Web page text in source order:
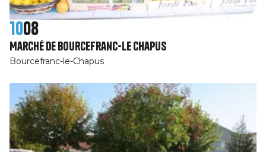
1008
Marché de Bourcefranc-Le Chapus
Bourcefranc-le-Chapus